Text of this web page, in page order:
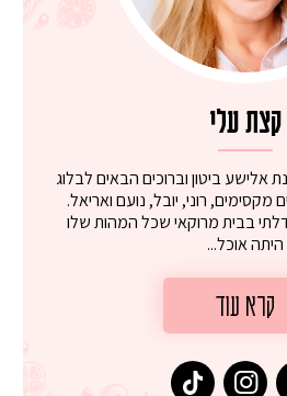
קצת עלי
אלישע ביטון וברוכים הבאים לבלוג
אמא ל-4 ילדים מקסימים, רוני, יובל, נועם ואריאל.
בבית מרוקאי שכל המהות שלו
היתה אוכל...
קרא עוד